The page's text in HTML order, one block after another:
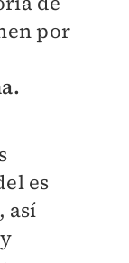
por
es
así